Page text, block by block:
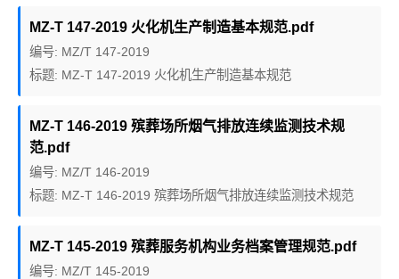
MZ-T 147-2019 火化机生产制造基本规范.pdf
编号: MZ/T 147-2019
标题: MZ-T 147-2019 火化机生产制造基本规范
MZ-T 146-2019 殡葬场所烟气排放连续监测技术规
范.pdf
编号: MZ/T 146-2019
标题: MZ-T 146-2019 殡葬场所烟气排放连续监测技术规范
MZ-T 145-2019 殡葬服务机构业务档案管理规范.pdf
编号: MZ/T 145-2019